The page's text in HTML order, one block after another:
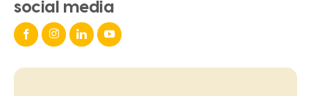
social media